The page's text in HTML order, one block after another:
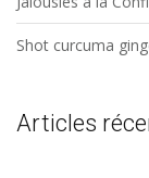
Shot curcuma
Articles